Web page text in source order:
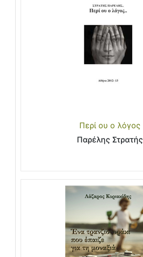
Περί ου ο λόγος
Παρέλης Στρατής